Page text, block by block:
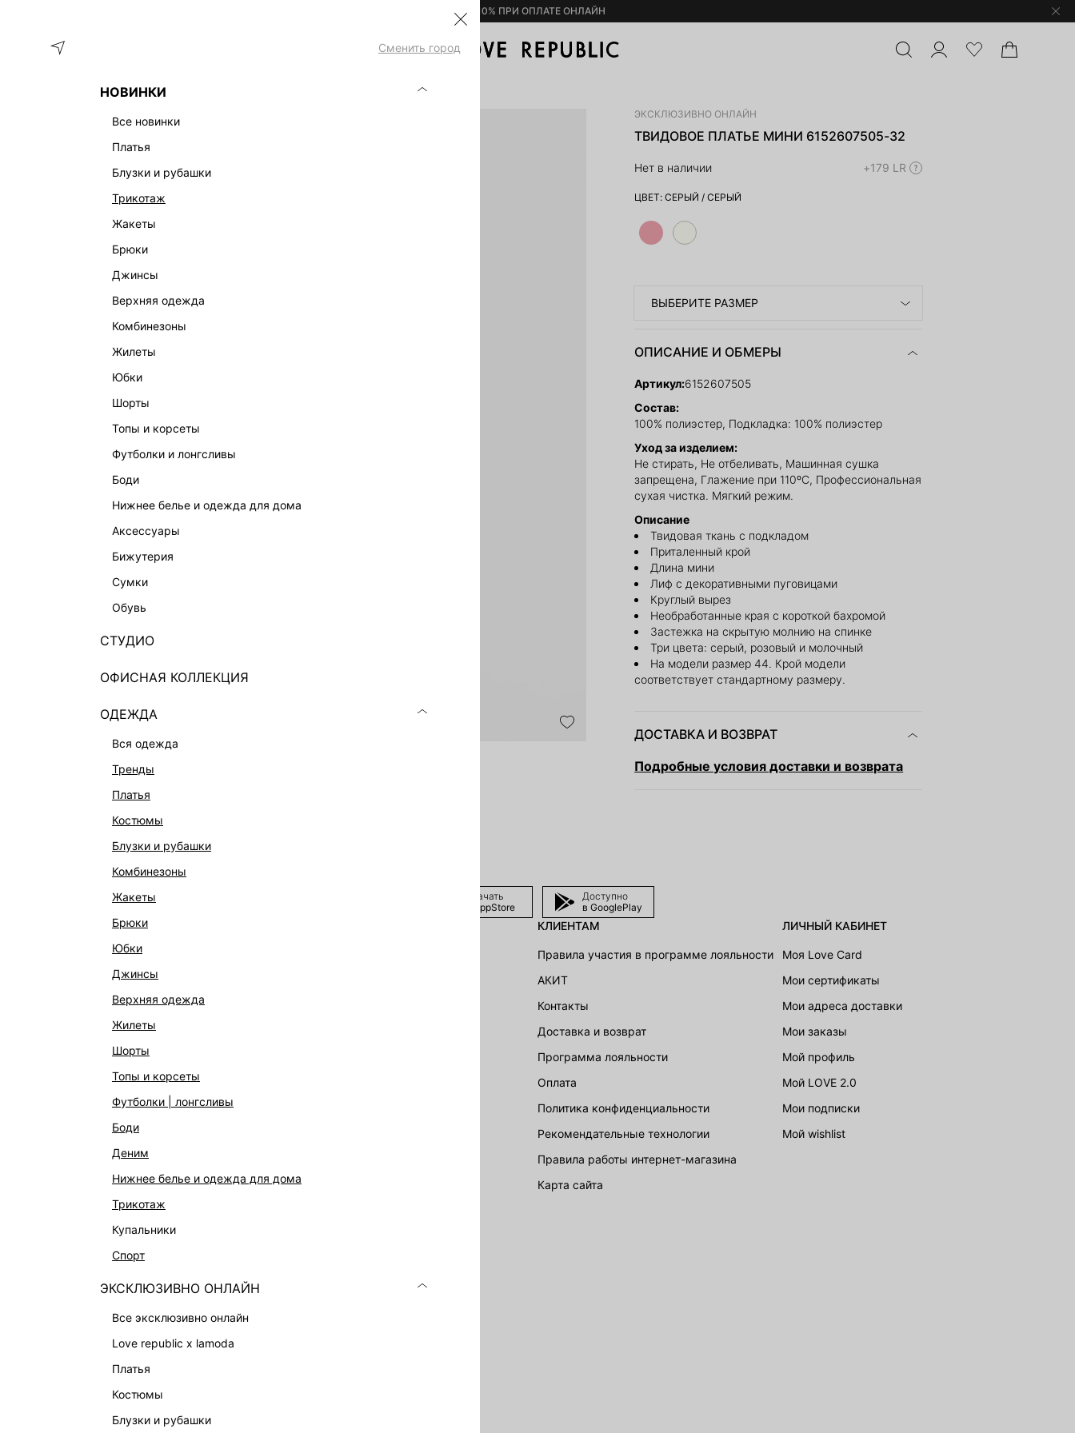
– 10% ПРИ ОПЛАТЕ ОНЛАЙН
Сменить город
НОВИНКИ
все новинки
платья
блузки и рубашки
трикотаж
жакеты
брюки
джинсы
верхняя одежда
комбинезоны
жилеты
юбки
шорты
топы и корсеты
футболки и лонгсливы
боди
нижнее белье и одежда для дома
аксессуары
бижутерия
сумки
обувь
СТУДИО
ОФИСНАЯ КОЛЛЕКЦИЯ
ОДЕЖДА
вся одежда
тренды
платья
костюмы
блузки и рубашки
комбинезоны
жакеты
брюки
юбки
джинсы
верхняя одежда
жилеты
шорты
топы и корсеты
футболки | лонгсливы
боди
деним
нижнее белье и одежда для дома
трикотаж
купальники
спорт
ЭКСКЛЮЗИВНО ОНЛАЙН
все эксклюзивно онлайн
love republic x lamoda
платья
костюмы
блузки и рубашки
ОДЕЖДА
ТВИДОВОЕ ПЛАТЬЕ МИНИ 6152607505-32
ЭКСКЛЮЗИВНО ОНЛАЙН
ТВИДОВОЕ ПЛАТЬЕ МИНИ 6152607505-32
Нет в наличии +179 LR
ЦВЕТ:СЕРЫЙ /СЕРЫЙ
ВЫБЕРИТЕ РАЗМЕР
ОПИСАНИЕ И ОБМЕРЫ
Артикул:6152607505
Состав:
100% полиэстер, Подкладка: 100% полиэстер
Уход за изделием:
Не стирать, Не отбеливать, Машинная сушка
запрещена, Глажение при 110ºС, Профессиональная
сухая чистка. Мягкий режим.
Описание
Твидовая ткань с подкладом
Приталенный крой
Длина мини
Лиф с декоративными пуговицами
Круглый вырез
Необработанные края с короткой бахромой
Застежка на скрытую молнию на спинке
Три цвета: серый, розовый и молочный
На модели размер 44. Крой модели
соответствует стандартному размеру.
ДОСТАВКА И ВОЗВРАТ
Подробные условия доставки и возврата
Скачать
в AppStore
Доступно
в GooglePlay
ОФИСНАЯ КОЛЛЕКЦИЯ
ЭКСКЛЮЗИВНО ОНЛАЙН
АКСЕССУАРЫ И УКРАШЕНИЯ
ФИНАЛЬНАЯ РАСПРОДАЖА
ПОДАРОЧНЫЕ СЕРТИФИКАТЫ
БАЛЬЗАМЫ-ТИНТЫ
ЛИМИТИРОВАННЫЕ КОЛЛЕКЦИИ
КАПСУЛЬНЫЙ ГАРДЕРОБ
В ОТТЕНКАХ СЕРОГО
LOVE REPUBLIC MAISON
ДАЙДЖЕСТ
КЛИЕНТАМ
Правила участия в программе лояльности
АКИТ
Контакты
Доставка и возврат
Программа лояльности
Оплата
Политика конфиденциальности
Рекомендательные технологии
Правила работы интернет-магазина
карта сайта
ЛИЧНЫЙ КАБИНЕТ
Моя Love Card
Мои сертификаты
Мои адреса доставки
Мои заказы
Мой профиль
Мой LOVE 2.0
Мои подписки
Мой wishlist